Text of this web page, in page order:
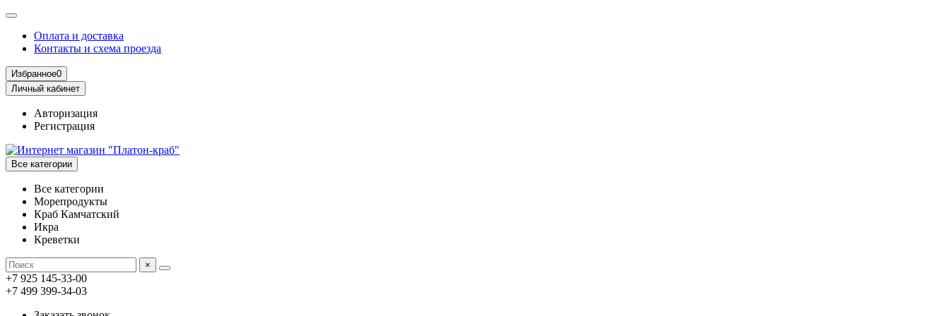
Оплата и доставка
Контакты и схема проезда
Избранное0
Личный кабинет
Авторизация
Регистрация
Все категории
Все категории
Морепродукты
Краб Камчатский
Икра
Креветки
×
+7 925 145-33-00
+7 499 399-34-03